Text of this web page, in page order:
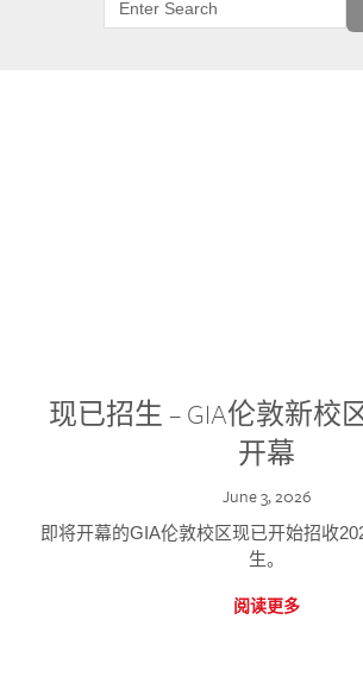
现已招生 – GIA伦敦新校
开幕
June 3, 2026
即将开幕的GIA伦敦校区现已开始招收
生。
阅读更多